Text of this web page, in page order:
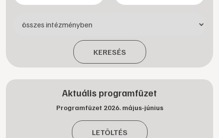
KERESÉS
Aktuális programfüzet
Programfüzet 2026. május-június
LETÖLTÉS